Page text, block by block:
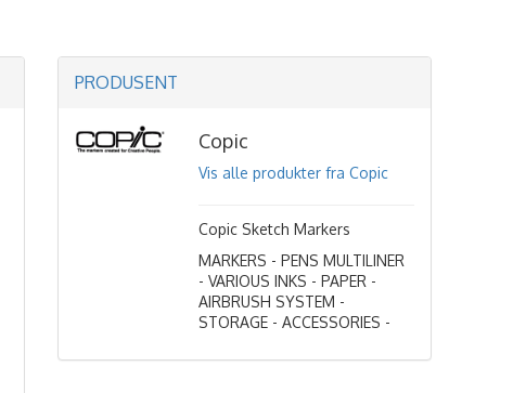
PRODUSENT
Copic
Vis alle produkter fra Copic
Copic Sketch Markers
MARKERS - PENS MULTILINER
- VARIOUS INKS - PAPER -
AIRBRUSH SYSTEM -
STORAGE - ACCESSORIES -